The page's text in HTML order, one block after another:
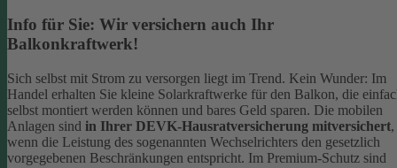
Info für Sie: Wir versichern auch Ihr
Balkonkraftwerk!
Sich selbst mit Strom zu versorgen liegt im Trend. Kein Wunder: Im
Handel erhalten Sie kleine Solarkraftwerke für den Balkon, die
selbst montiert werden können und bares Geld sparen. Die mobilen
Anlagen sind in Ihrer DEVK-Hausratversicherung mitversichert,
wenn die Leistung des sogenannten Wechselrichters den gesetzlich
vorgegebenen Beschränkungen entspricht. Im Premium-Schutz sind